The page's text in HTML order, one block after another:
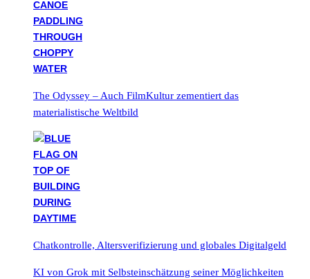
The Odyssey – Auch FilmKultur zementiert das
materialistische Weltbild
Chatkontrolle, Altersverifizierung und globales Digitalgeld
KI von Grok mit Selbsteinschätzung seiner Möglichkeiten